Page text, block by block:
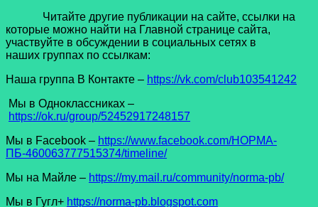
Читайте другие публикации на сайте, ссылки на
которые можно найти на Главной странице сайта,
участвуйте в обсуждении в социальных сетях в
наших группах по ссылкам:
Наша группа В Контакте – https://vk.com/club103541242
Мы в Одноклассниках –
https://ok.ru/group/52452917248157
Мы в Facеbook – https://www.facebook.com/НОРМА-
ПБ-460063777515374/timeline/
Мы на Майле – https://my.mail.ru/community/norma-pb/
Мы в Гугл+ https://norma-pb.blogspot.com